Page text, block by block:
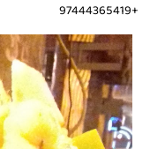
+97444365419